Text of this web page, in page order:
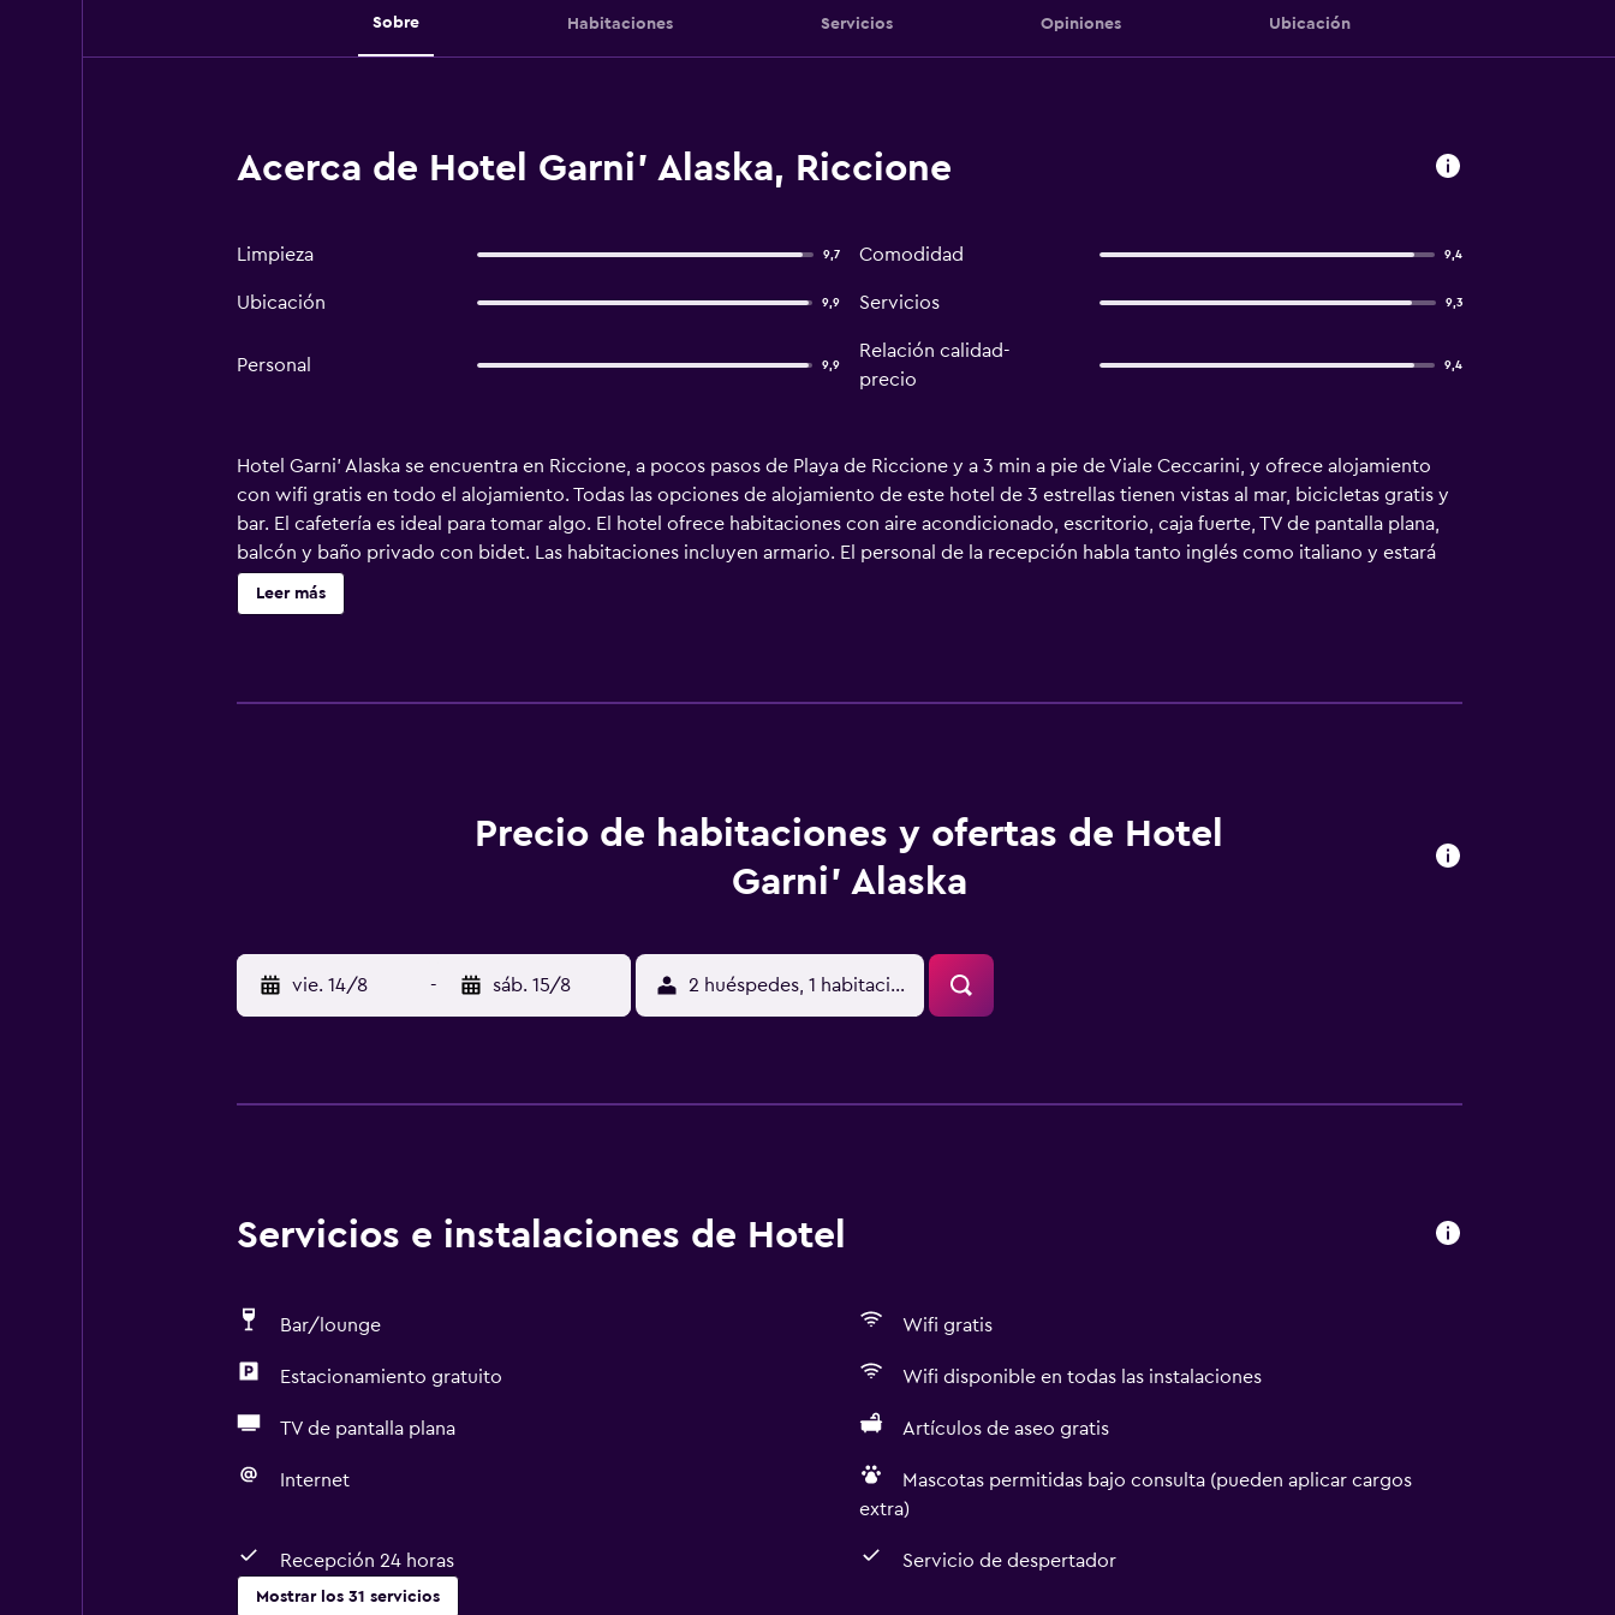
Sobre Habitaciones Servicios Opiniones Ubicación
Acerca de Hotel Garni' Alaska, Riccione
Limpieza 9,7 Comodidad 9,4
Ubicación 9,9 Servicios 9,3
Personal 9,9
Relación calidad-
precio
9,4
Hotel Garni' Alaska se encuentra en Riccione, a pocos pasos de Playa de Riccione y a 3 min a pie de Viale Ceccarini, y ofrece alojamiento
con wifi gratis en todo el alojamiento. Todas las opciones de alojamiento de este hotel de 3 estrellas tienen vistas al mar, bicicletas gratis y
bar. El cafetería es ideal para tomar algo. El hotel ofrece habitaciones con aire acondicionado, escritorio, caja fuerte, TV de pantalla plana,
balcón y baño privado con bidet. Las habitaciones incluyen armario. El personal de la recepción habla tanto inglés como italiano y estará
encantado de ayudar en cualquier momento. Aquafan está a 3 km del alojamiento, y Oltremare está a 3,1 km. El aeropuerto (Aeropuerto
internacional Federico Fellini) está a 4 km.
Leer más
Precio de habitaciones y ofertas de Hotel
Garni' Alaska
vie. 14/8 - sáb. 15/8 2 huéspedes, 1 habitación
Servicios e instalaciones de Hotel
Bar/lounge Wifi gratis
Estacionamiento gratuito Wifi disponible en todas las instalaciones
TV de pantalla plana Artículos de aseo gratis
Internet
Mascotas permitidas bajo consulta (pueden aplicar cargos
extra)
Recepción 24 horas Servicio de despertador
Mostrar los 31 servicios